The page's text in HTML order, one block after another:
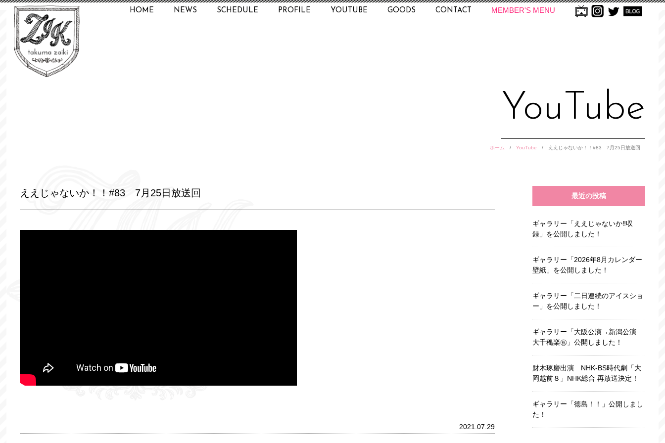
HOME NEWS SCHEDULE PROFILE YOUTUBE GOODS CONTACT MEMBER'S MENU
YouTube
ホーム / YouTube / ええじゃないか！！#83 7月25日放送回
ええじゃないか！！#83 7月25日放送回
2021.07.29
最近の投稿
ギャラリー「ええじゃないか‼収
録」を公開しました！
ギャラリー「2026年8月カレンダー
壁紙」を公開しました！
ギャラリー「二日連続のアイスショ
ー」を公開しました！
ギャラリー「大阪公演→新潟公演
大千穐楽㊗️」公開しました！
財木琢磨出演 NHK-BS時代劇「大
岡越前８」NHK総合 再放送決定！
ギャラリー「徳島！！」公開しまし
た！